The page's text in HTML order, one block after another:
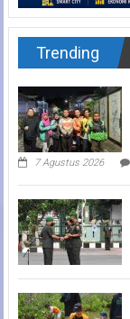
Trending
7 Agustus 2026